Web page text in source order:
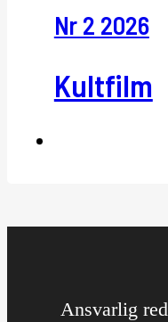
Nr 2 2026
Kultfilm
Ansvarlig